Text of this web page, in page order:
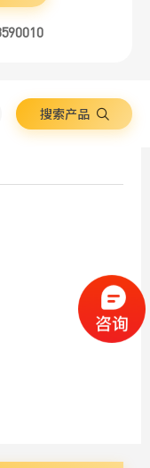
搜索产品